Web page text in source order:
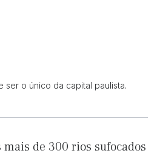
ser o único da capital paulista.
de 300 rios sufocados